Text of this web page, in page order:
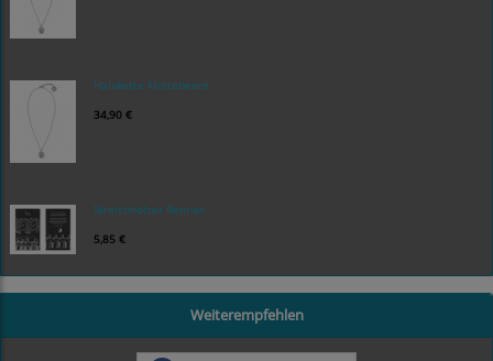
Halskette Moltebeere
34,90 €
Streichhölzer Rentier
5,85 €
Weiterempfehlen